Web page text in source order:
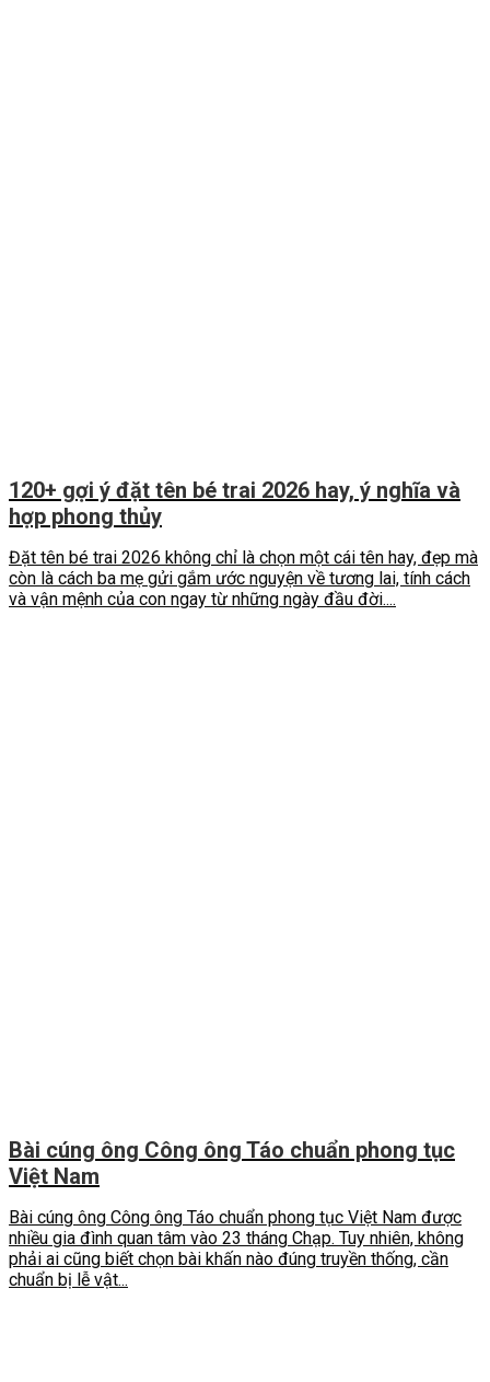
120+ gợi ý đặt tên bé trai 2026 hay, ý nghĩa và
hợp phong thủy
Đặt tên bé trai 2026 không chỉ là chọn một cái tên hay, đẹp mà
còn là cách ba mẹ gửi gắm ước nguyện về tương lai, tính cách
và vận mệnh của con ngay từ những ngày đầu đời....
Bài cúng ông Công ông Táo chuẩn phong tục
Việt Nam
Bài cúng ông Công ông Táo chuẩn phong tục Việt Nam được
nhiều gia đình quan tâm vào 23 tháng Chạp. Tuy nhiên, không
phải ai cũng biết chọn bài khấn nào đúng truyền thống, cần
chuẩn bị lễ vật...